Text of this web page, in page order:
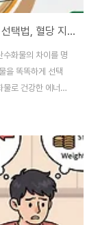
탄수화물 공포증 극복 가이드: 좋은 탄수화물 선택법, 혈당 지수(GI) 이해, 추천 식품 베스트 7
수화물의 차이를 명
을 똑똑하게 선택
로 건강한 에너지
은 탄수화물'을 똑
물은 건강의 적으
려면 탄수화물을 끊
두려워하는 '탄수
화물은 단백질, 지